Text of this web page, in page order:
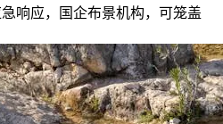
响应，国企布景机构，可笼盖